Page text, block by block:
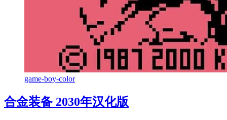
game-boy-color
合金装备 2030年汉化版